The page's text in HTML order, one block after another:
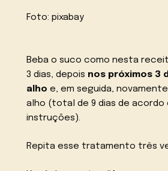
Foto:pixabay
Beba o suco como nesta
3 dias, depois nos próximos 3
alho e, em seguida,
alho (total de 9 dias de acordo
instruções).
Repita esse tratamento três